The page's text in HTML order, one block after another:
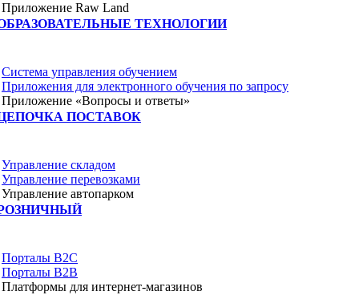
Приложение Raw Land
ТЕХНОЛОГИИ
Система управления обучением
Приложения для электронного обучения по запросу
Приложение «Вопросы и ответы»
ПОСТАВОК
Управление складом
Управление перевозками
Управление автопарком
Порталы B2C
Порталы B2B
Платформы для интернет-магазинов